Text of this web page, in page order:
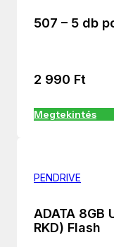
507 – 5 db
2 990 Ft
Megtekintés
PENDRIVE
ADATA 8GB
RKD) Flash